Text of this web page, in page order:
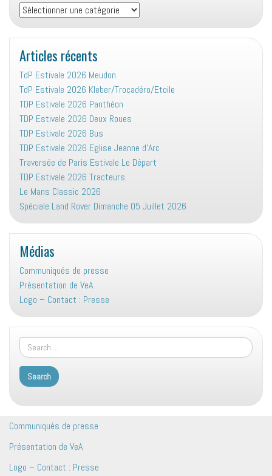
Vie
associative
:
Articles récents
TdP Estivale 2026 Meudon
TdP Estivale 2026 Kleber/Trocadéro/Etoile
TDP Estivale 2026 Panthéon
TDP Estivale 2026 Deux Roues
TDP Estivale 2026 Bus
TDP Estivale 2026 Eglise Jeanne d’Arc
Traversée de Paris Estivale Le Départ
TDP Estivale 2026 Tracteurs
Le Mans Classic 2026
Spéciale Land Rover Dimanche 05 Juillet 2026
Médias
Communiqués de presse
Présentation de VeA
Logo – Contact : Presse
Communiqués de presse
Présentation de VeA
Logo – Contact : Presse